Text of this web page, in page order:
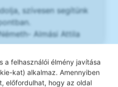
a felhasználói élmény javítása
kat) alkalmaz. Amennyiben
előfordulhat, hogy az oldal
szívesen segítünk
Almási Attila